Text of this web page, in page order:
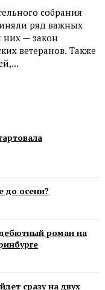
собрания
ряд важных
них — закон
ветеранов. Также
до осени?
роман на
сразу на двух